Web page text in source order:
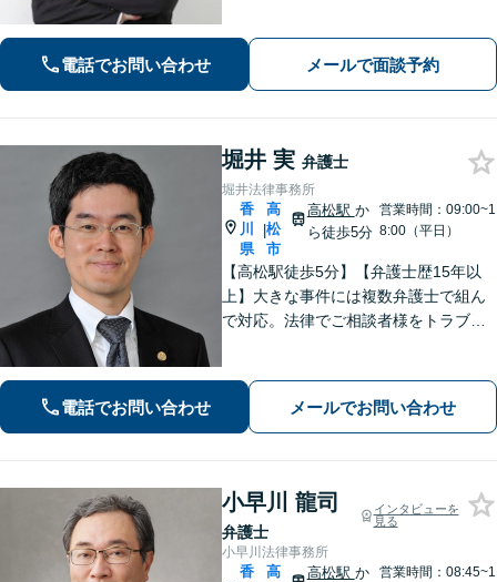
い、解決の方針を考えてまいります
【栗林公園駅7分／駐車場あり】
電話でお問い合わせ メールで面談予約
堀井 実 弁護士
堀井法律事務所
香
川
県
|
高
松
市
高松駅 か
ら徒歩5分
営業時間：09:00~1
8:00（平日）
【高松駅徒歩5分】【弁護士歴15年以
上】大きな事件には複数弁護士で組ん
で対応。法律でご相談者様をトラブル
人として、誠心誠意ご対応します。お
気軽にご連絡ください。
電話でお問い合わせ メールでお問い合わせ
小早川 龍司
弁護士
インタビューを
見る
小早川法律事務所
香
高
高松駅 か
営業時間：08:45~1